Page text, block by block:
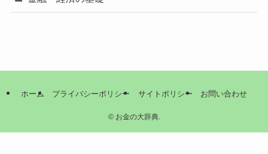
ホーム プライバシーポリシー サイトポリシー お問い合わせ
©お金の大辞典.